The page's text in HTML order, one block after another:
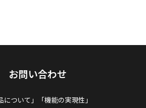
お問い合わせ
について」「機能の実現性」